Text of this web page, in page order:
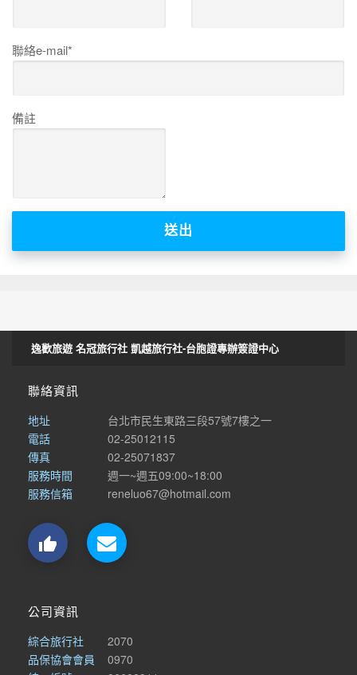
聯絡e-mail*
備註
送出
逸歡旅遊 名冠旅行社 凱越旅行社-台胞證專辦簽證中心
聯絡資訊
地址
台北市民生東路三段57號7樓之一
電話
02-25012115
傳真
02-25071837
服務時間
週一~週五09:00~18:00
服務信箱
reneluo67@hotmail.com

公司資訊
綜合旅行社
2070
品保協會會員
0970